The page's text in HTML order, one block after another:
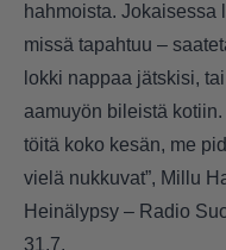
hahmoista. Jokaisessa
missä tapahtuu –
lokki nappaa jätskisi,
aamuyön bileistä
töitä koko kesän, me
vielä nukkuvat”, Millu
Heinälypsy – Radio
31.7.